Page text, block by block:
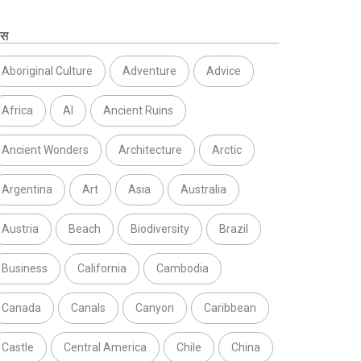
Aboriginal Culture Adventure Advice
Africa AI Ancient Ruins
Ancient Wonders Architecture Arctic
Argentina Art Asia Australia
Austria Beach Biodiversity Brazil
Business California Cambodia
Canada Canals Canyon Caribbean
Castle Central America Chile China